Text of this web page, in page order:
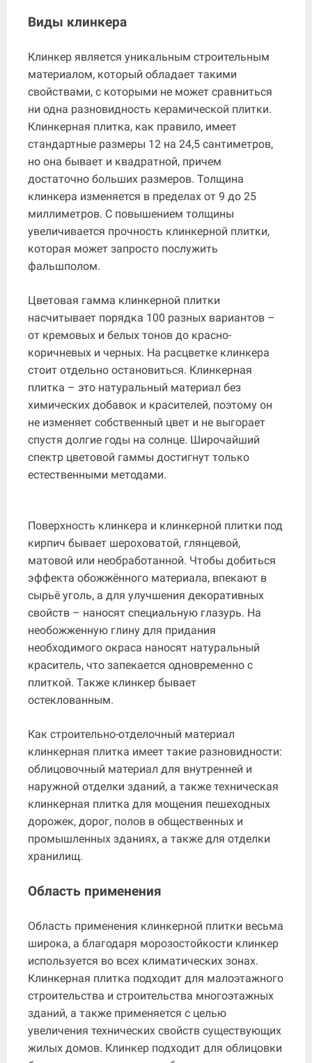
Виды клинкера
Клинкер является уникальным строительным
материалом, который обладает такими
свойствами, с которыми не может сравниться
ни одна разновидность керамической плитки.
Клинкерная плитка, как правило, имеет
стандартные размеры 12 на 24,5 сантиметров,
но она бывает и квадратной, причем
достаточно больших размеров. Толщина
клинкера изменяется в пределах от 9 до 25
миллиметров. С повышением толщины
увеличивается прочность клинкерной плитки,
которая может запросто послужить
фальшполом.
Цветовая гамма клинкерной плитки
насчитывает порядка 100 разных вариантов –
от кремовых и белых тонов до красно-
коричневых и черных. На расцветке клинкера
стоит отдельно остановиться. Клинкерная
плитка – это натуральный материал без
химических добавок и красителей, поэтому он
не изменяет собственный цвет и не выгорает
спустя долгие годы на солнце. Широчайший
спектр цветовой гаммы достигнут только
естественными методами.
Поверхность клинкера и клинкерной плитки под
кирпич бывает шероховатой, глянцевой,
матовой или необработанной. Чтобы добиться
эффекта обожжённого материала, впекают в
сырьё уголь, а для улучшения декоративных
свойств – наносят специальную глазурь. На
необожженную глину для придания
необходимого окраса наносят натуральный
краситель, что запекается одновременно с
плиткой. Также клинкер бывает
остеклованным.
Как строительно-отделочный материал
клинкерная плитка имеет такие разновидности:
облицовочный материал для внутренней и
наружной отделки зданий, а также техническая
клинкерная плитка для мощения пешеходных
дорожек, дорог, полов в общественных и
промышленных зданиях, а также для отделки
хранилищ.
Область применения
Область применения клинкерной плитки весьма
широка, а благодаря морозостойкости клинкер
используется во всех климатических зонах.
Клинкерная плитка подходит для малоэтажного
строительства и строительства многоэтажных
зданий, а также применяется с целью
увеличения технических свойств существующих
жилых домов. Клинкер подходит для облицовки